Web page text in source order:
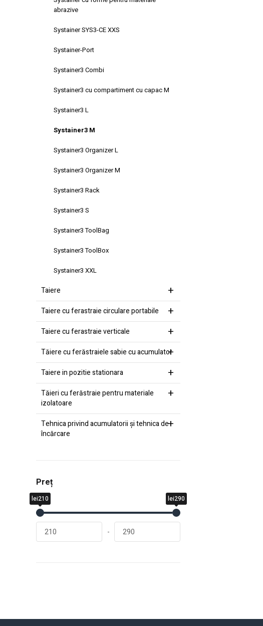
abrazive
Systainer SYS3-CE XXS
Systainer-Port
Systainer3 Combi
Systainer3 cu compartiment cu capac M
Systainer3 L
Systainer3 M
Systainer3 Organizer L
Systainer3 Organizer M
Systainer3 Rack
Systainer3 S
Systainer3 ToolBag
Systainer3 ToolBox
Systainer3 XXL
Taiere
Taiere cu ferastraie circulare portabile
Taiere cu ferastraie verticale
Tăiere cu ferăstraiele sabie cu acumulator
Taiere in pozitie stationara
Tăieri cu ferăstraie pentru materiale
izolatoare
Tehnica privind acumulatorii şi tehnica de
încărcare
Preț
lei210 lei290
-